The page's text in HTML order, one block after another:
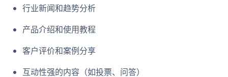
行业新闻和趋势分析
产品介绍和使用教程
客户评价和案例分享
互动性强的内容（如投票、问答）